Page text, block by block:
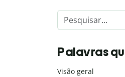
Palavras
Visão geral